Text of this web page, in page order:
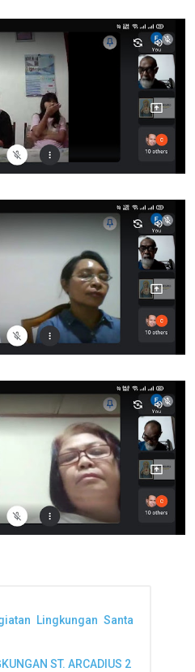
Lingkungan Santa
ST. ARCADIUS 2